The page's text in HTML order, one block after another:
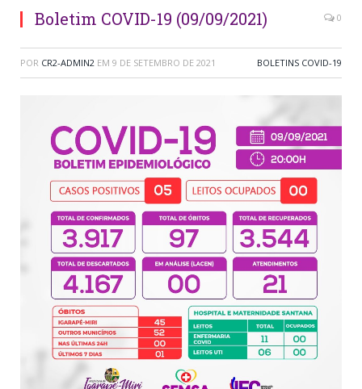
Boletim COVID-19 (09/09/2021) 0
POR CR2-ADMIN2 EM 9 DE SETEMBRO DE 2021 BOLETINS COVID-19